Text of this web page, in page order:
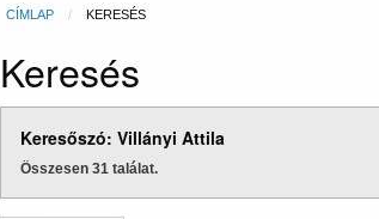
Online
Morzsa
CÍMLAP CURRENT:
KERESÉS
Keresés
Keresőszó: Villányi Attila
Összesen 31 találat.